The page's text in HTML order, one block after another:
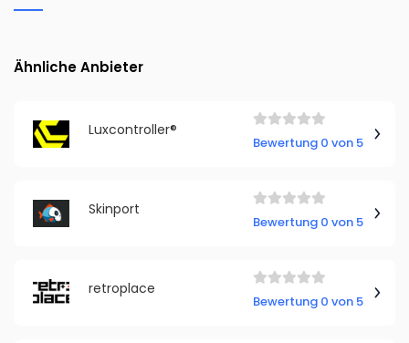
Ähnliche Anbieter
Luxcontroller®
Bewertung 0 von 5
Skinport
Bewertung 0 von 5
retroplace
Bewertung 0 von 5